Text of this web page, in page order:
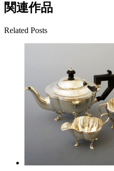
関連作品
Related Posts